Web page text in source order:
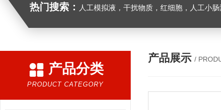
热门搜索： 人工模拟液，干扰物质，红细胞，人工小
产品分类
PRODUCT CATEGORY
产品展示 /